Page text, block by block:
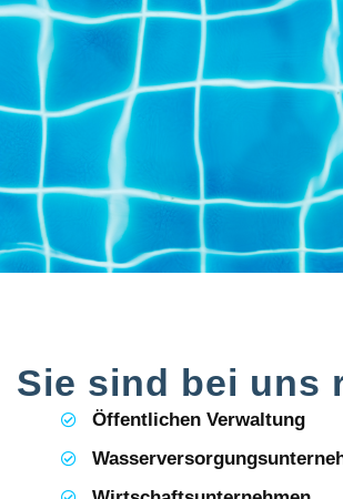
Sie sind bei uns
Öffentlichen Verwaltung